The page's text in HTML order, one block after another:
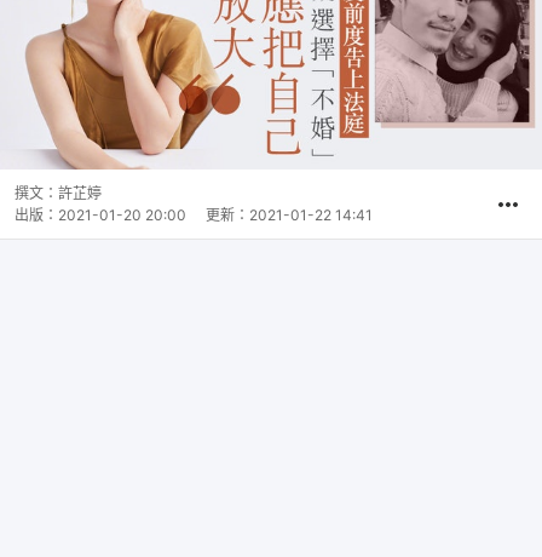
撰文： 許芷婷
出版： 2021-01-20 20:00 更新： 2021-01-22 14:41